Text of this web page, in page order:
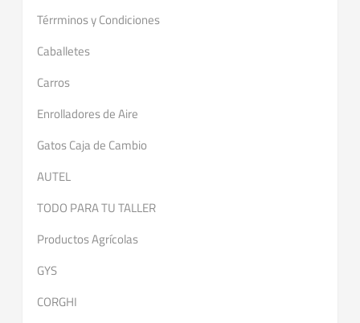
Térrminos y Condiciones
Caballetes
Carros
Enrolladores de Aire
Gatos Caja de Cambio
AUTEL
TODO PARA TU TALLER
Productos Agrícolas
GYS
CORGHI